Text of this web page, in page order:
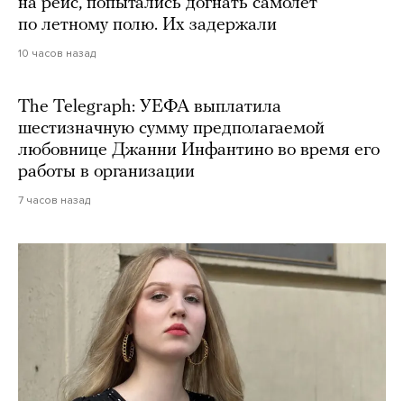
на рейс, попытались догнать самолет
по летному полю. Их задержали
10 часов назад
The Telegraph: УЕФА выплатила
шестизначную сумму предполагаемой
любовнице Джанни Инфантино во время его
работы в организации
7 часов назад